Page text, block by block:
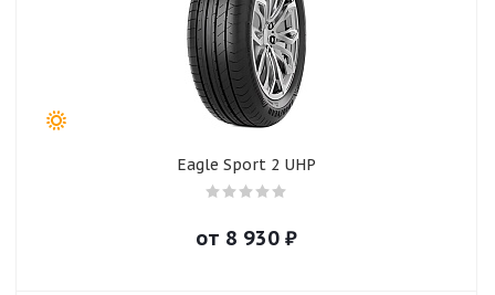
Eagle Sport 2 UHP
от 8 930 ₽